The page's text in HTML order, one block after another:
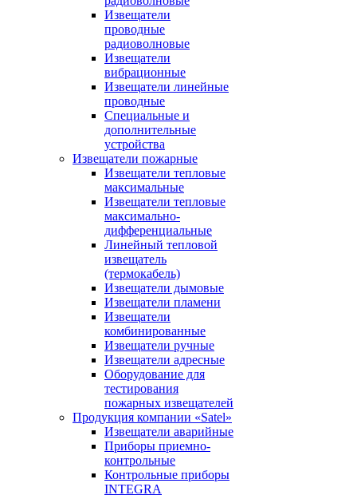
Извещатели
проводные
радиоволновые
Извещатели
вибрационные
Извещатели линейные
проводные
Специальные и
дополнительные
устройства
Извещатели пожарные
Извещатели тепловые
максимальные
Извещатели тепловые
максимально-
дифференциальные
Линейный тепловой
извещатель
(термокабель)
Извещатели дымовые
Извещатели пламени
Извещатели
комбинированные
Извещатели ручные
Извещатели адресные
Оборудование для
тестирования
пожарных извещателей
Продукция компании «Satel»
Извещатели аварийные
Приборы приемно-
контрольные
Контрольные приборы
INTEGRA